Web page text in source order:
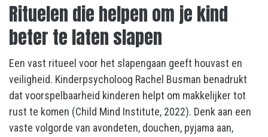
Rituelen die helpen om je kind
beter te laten slapen
Een vast ritueel voor het slapengaan geeft houvast en
veiligheid. Kinderpsycholoog Rachel Busman benadrukt
dat voorspelbaarheid kinderen helpt om makkelijker tot
rust te komen (Child Mind Institute, 2022). Denk aan een
vaste volgorde van avondeten, douchen, pyjama aan,